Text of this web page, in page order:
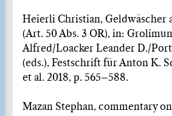
Heierli Christian, Geldwäscher
(Art. 50 Abs. 3 OR), in:
Alfred/Loacker Leander D./
(eds.), Festschrift für Anton K.
et al. 2018, p. 565–588.
Mazan Stephan, commentary